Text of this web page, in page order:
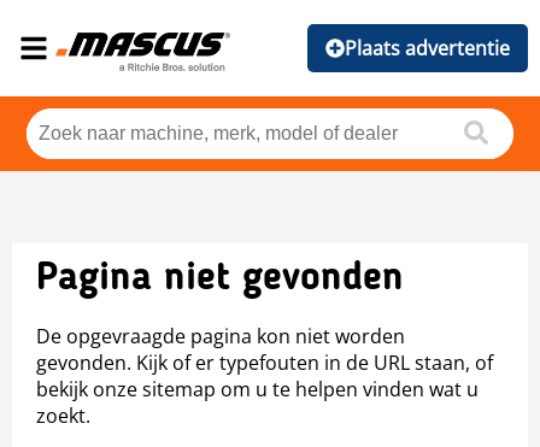
Plaats advertentie
Pagina niet gevonden
De opgevraagde pagina kon niet worden
gevonden. Kijk of er typefouten in de URL staan, of
bekijk onze sitemap om u te helpen vinden wat u
zoekt.